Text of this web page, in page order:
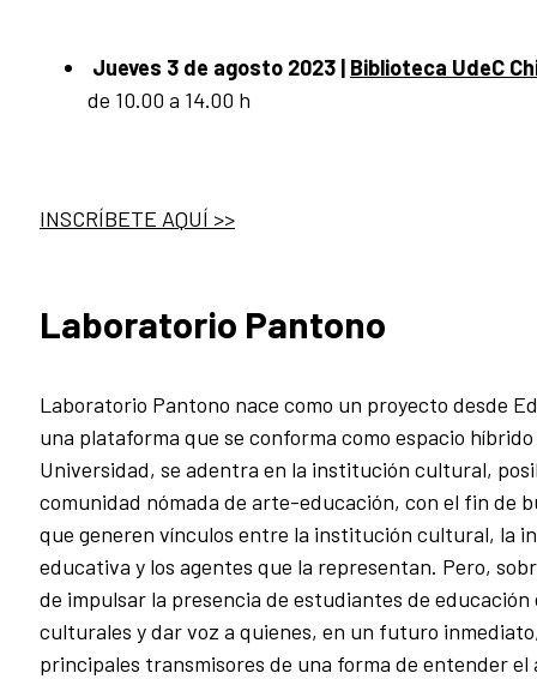
Jueves 3 de agosto 2023 | Biblioteca UdeC
de 10.00 a 14.00 h
INSCRÍBETE AQUÍ >>
Laboratorio Pantono
Laboratorio Pantono nace como un proyecto desde
una plataforma que se conforma como espacio
Universidad, se adentra en la institución cultural,
comunidad nómada de arte-educación, con el fin de
que generen vínculos entre la institución cultural, la
educativa y los agentes que la representan. Pero,
de impulsar la presencia de estudiantes de
culturales y dar voz a quienes, en un futuro
principales transmisores de una forma de entender el